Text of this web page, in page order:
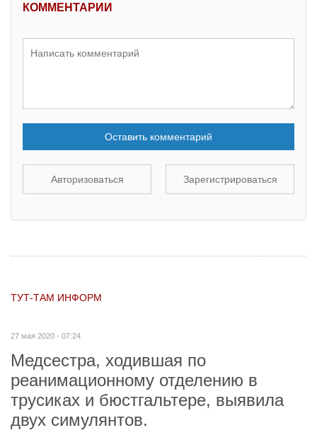
КОММЕНТАРИИ
Оставить комментарий
Авторизоваться Зарегистрироваться
ТУТ-ТАМ ИНФОРМ
27 мая 2020 - 07:24
Медсестра, ходившая по
реанимационному отделению в
трусиках и бюстгальтере, выявила
двух симулянтов.